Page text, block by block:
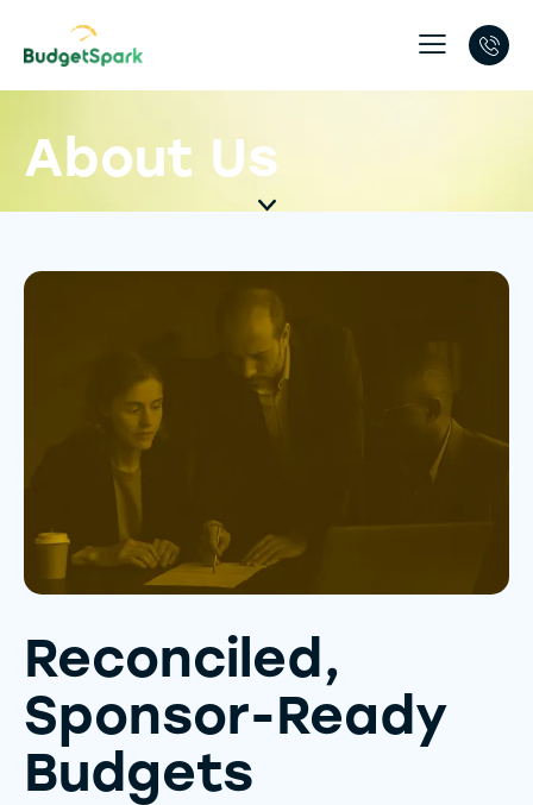
About Us
Reconciled,
Sponsor-Ready
Budgets